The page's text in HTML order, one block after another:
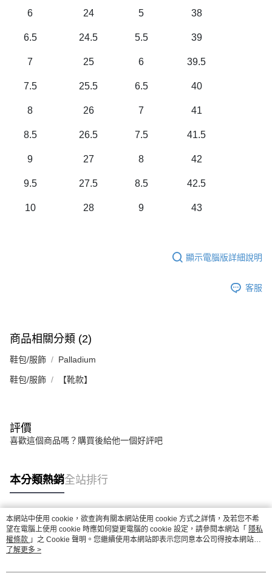
6 24 5 38
6.5 24.5 5.5 39
7 25 6 39.5
7.5 25.5 6.5 40
8 26 7 41
8.5 26.5 7.5 41.5
9 27 8 42
9.5 27.5 8.5 42.5
10 28 9 43
顯示電腦版詳細說明
客服
商品相關分類 (2)
鞋包/服飾 Palladium
鞋包/服飾 【靴款】
評價
喜歡這個商品嗎？購買後給他一個好評吧
本分類熱銷全站排行
熱門標籤
本網站中使用 cookie，欲查詢有關本網站使用 cookie 方式之詳情，及若您不希
望在電腦上使用 cookie 時應如何變更電腦的 cookie 設定，請參閱本網站「 隱私
權條款 」之 Cookie 聲明。您繼續使用本網站即表示您同意本公司得按本網站使
用條款之 Cookie 聲明使用 cookie。
了解更多 >